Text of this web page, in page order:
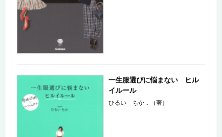
一生服選びに悩まない ヒル
イルール
ひるい ちか．（著）